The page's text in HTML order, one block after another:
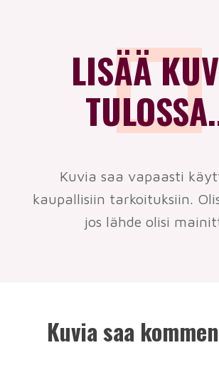
LISÄÄ
Kuvia saa vapaasti
kaupallisiin tarkoituksiin.
jos lähde olisi
Kuvia saa